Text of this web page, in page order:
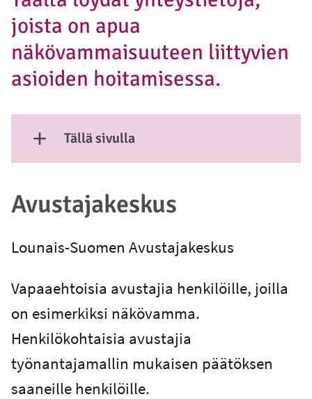
joista on apua
näkövammaisuuteen liittyvien
asioiden hoitamisessa.
Tällä sivulla
Näytä sisältö
Avustajakeskus
Lounais-Suomen Avustajakeskus
Vapaaehtoisia avustajia henkilöille, joilla
on esimerkiksi näkövamma.
Henkilökohtaisia avustajia
työnantajamallin mukaisen päätöksen
saaneille henkilöille.